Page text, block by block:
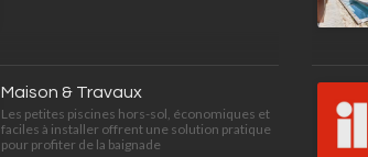
Maison & Travaux
Les petites piscines hors-sol, économiques et
faciles à installer offrent une solution pratique
pour profiter de la baignade